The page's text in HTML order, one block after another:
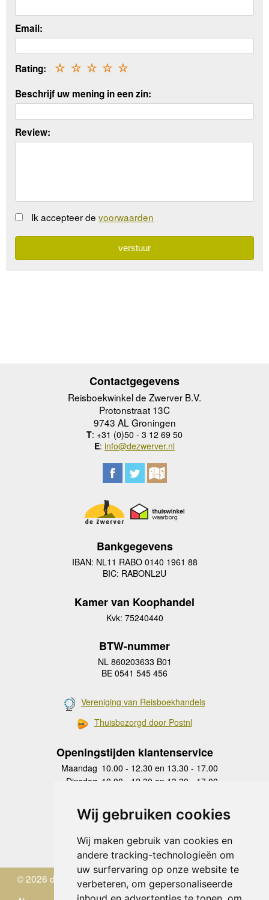
Wij gebruiken cookies
Wij maken gebruik van cookies en
andere tracking-technologieën om
uw surfervaring op onze website te
verbeteren, om gepersonaliseerde
Email:
Rating: ☆
☆
☆
☆
☆
Beschrijf uw mening in een zin:
Review:
Ik accepteer de voorwaarden
Contactgegevens
Reisboekwinkel de Zwerver B.V.
Protonstraat 13C
9743 AL Groningen
T: +31 (0)50 - 3 12 69 50
E: info@dezwerver.nl
Bankgegevens
IBAN: NL11 RABO 0140 1961 88
BIC: RABONL2U
Kamer van Koophandel
Kvk: 75240440
BTW-nummer
NL 860203633 B01
BE 0541 545 456
Vereniging van Reisboekhandels
Thuisbezorgd door Postnl
Openingstijden klantenservice
Maandag 10.00 - 12.30 en 13.30 - 17.00
Dinsdag 10.00 - 12.30 en 13.30 - 17.00
Donderdag
10.00 - 12.30 en 13.30 - 17.00
Vrijdag 10.00 - 12.30 en 13.30 - 17.00
Zaterdag
gesloten
Zondag gesloten
© 2026 de Zwerver